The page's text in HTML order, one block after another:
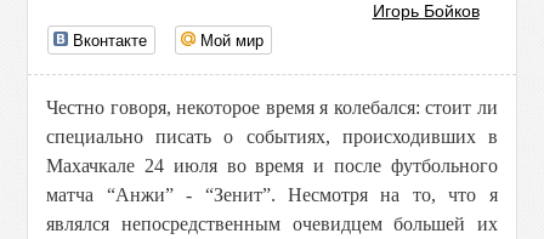
Игорь Бойков
Вконтакте Мой мир
Честно говоря, некоторое время я колебался: стоит ли
специально писать о событиях, происходивших в
Махачкале 24 июля во время и после футбольного
матча “Анжи” - “Зенит”. Несмотря на то, что я
являлся непосредственным очевидцем большей их